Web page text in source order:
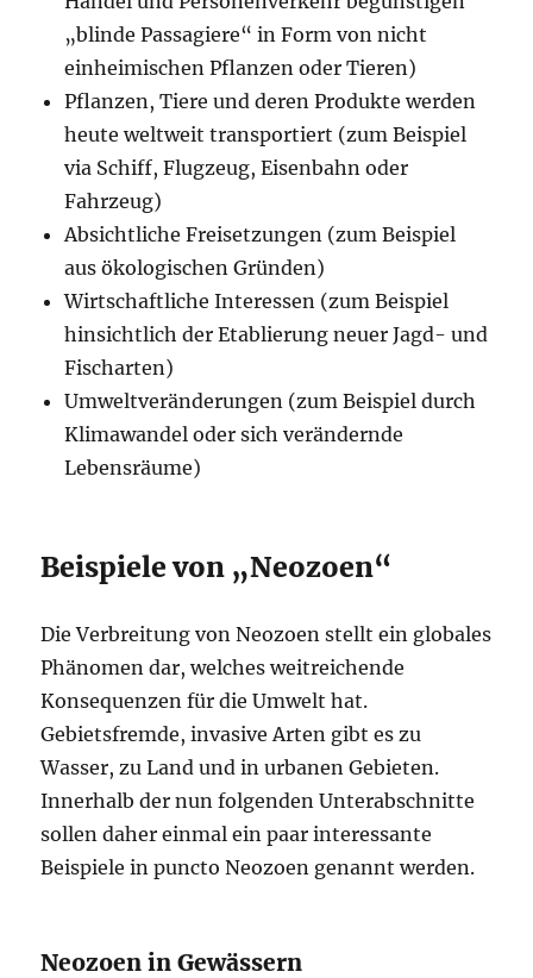
„blinde Passagiere“ in Form von nicht
einheimischen Pflanzen oder Tieren)
Pflanzen, Tiere und deren Produkte werden
heute weltweit transportiert (zum Beispiel
via Schiff, Flugzeug, Eisenbahn oder
Fahrzeug)
Absichtliche Freisetzungen (zum Beispiel
aus ökologischen Gründen)
Wirtschaftliche Interessen (zum Beispiel
hinsichtlich der Etablierung neuer Jagd- und
Fischarten)
Umweltveränderungen (zum Beispiel durch
Klimawandel oder sich verändernde
Lebensräume)
Beispiele von „Neozoen“
Die Verbreitung von Neozoen stellt ein globales
Phänomen dar, welches weitreichende
Konsequenzen für die Umwelt hat.
Gebietsfremde, invasive Arten gibt es zu
Wasser, zu Land und in urbanen Gebieten.
Innerhalb der nun folgenden Unterabschnitte
sollen daher einmal ein paar interessante
Beispiele in puncto Neozoen genannt werden.
Neozoen in Gewässern